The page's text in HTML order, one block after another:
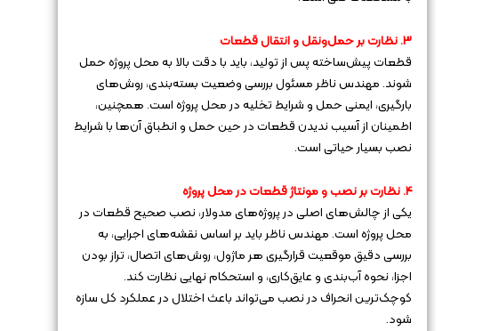
3. نظارت بر حمل‌ونقل و انتقال قطعات
قطعات پیش‌ساخته پس از تولید، باید با دقت بالا به محل پروژه حمل
شوند. مهندس ناظر مسئول بررسی وضعیت بسته‌بندی، روش‌های
بارگیری، ایمنی حمل و شرایط تخلیه در محل پروژه است. همچنین،
اطمینان از آسیب ندیدن قطعات در حین حمل و انطباق آن‌ها با شرایط
نصب بسیار حیاتی است.
4. نظارت بر نصب و مونتاژ قطعات در محل پروژه
یکی از چالش‌های اصلی در پروژه‌های مدولار، نصب صحیح قطعات در
محل پروژه است. مهندس ناظر باید بر اساس نقشه‌های اجرایی، به
بررسی دقیق موقعیت قرارگیری هر ماژول، روش‌های اتصال، تراز بودن
اجزا، نحوه آب‌بندی و عایق‌کاری، و استحکام نهایی نظارت کند.
کوچک‌ترین انحراف در نصب می‌تواند باعث اختلال در عملکرد کل سازه
شود.